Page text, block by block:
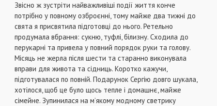
Звісно ж зустріти найважливіші події життя конче
потрібно у повному озброєнні, тому майже два тижні до
свята я присвятила підготовці до нього. Ретельно
продумала вбрання: сукню, туфлі, білизну. Сходила до
перукарні та привела у повний порядок руки та голову.
Місяць не жерла після шести та старанно виконувала
вправи для живота та сідниць. Коротко кажучи,
підготувалася по повній. Подарунок Сергію довго шукала,
хотілося, щоб це було щось тепле і домашнє, майже
сімейне. Зупинилася на м’якому модному светрику